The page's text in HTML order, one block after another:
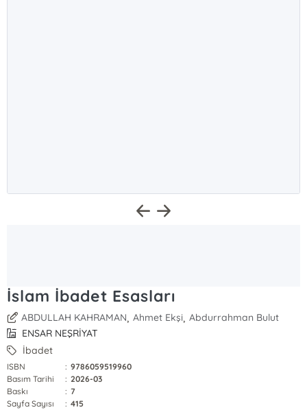
İslam İbadet Esasları
ABDULLAH KAHRAMAN, Ahmet Ekşi, Abdurrahman Bulut
ENSAR NEŞRİYAT
İbadet
ISBN : 9786059519960
Basım Tarihi
: 2026-03
Baskı
: 7
Sayfa Sayısı
: 415